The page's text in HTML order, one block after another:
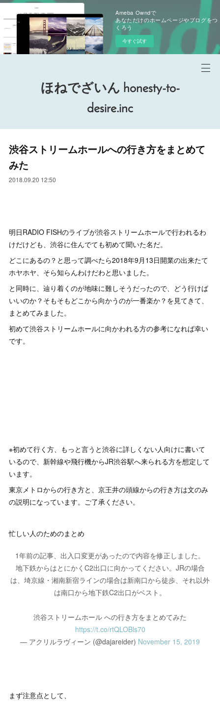
Ameba Owndで
あなただけのホームページやブログをつ
くろう
今すぐ試す
ほねでざいん honesty-to-
desire.inc
渋谷ストリームホールへの行き方をまとめて
みた
2018.09.20 12:50
明日RADIO FISHのライブが渋谷ストリームホールで行われるわ
けだけども、渋谷に住んでても初めて聞いた名だ。
どこにあるの？と思って調べたら2018年9月13日開業の出来たて
ホヤホヤ、そら知らんわけだわと思いました。
と同時に、辿り着くのが地味に難しそうだったので、どう行けば
いいのか？そもそもどこから向かうのが一番楽か？を見てきて、
まとめてみました。
初めて渋谷ストリームホールに向かわれる方の参考になれば幸い
です。
※初めて行く方、もっと言うと渋谷に詳しくない人向けに書いて
いるので、新幹線や飛行機からJR渋谷駅へ来られる方を想定して
います。
東京メトロからの行き方と、京王井の頭線からの行き方は文のみ
の説明になっています。ご了承ください。
忙しい人のためのまとめ
1年前の記事、出入口変更があったので内容を修正しました。
地下鉄からはとにかくC2出口に向かってください。JRの場合
は、埼京線・湘南新宿ラインの場合は新南口から徒歩、それ以外
は南口から地下鉄C2出口がベスト。
渋谷ストリームホール への行き方をまとめてみた
https://t.co/rtQLOBls70
— アクリルラヴィーン (@dajareider) November 15, 2019
まず注意点として、